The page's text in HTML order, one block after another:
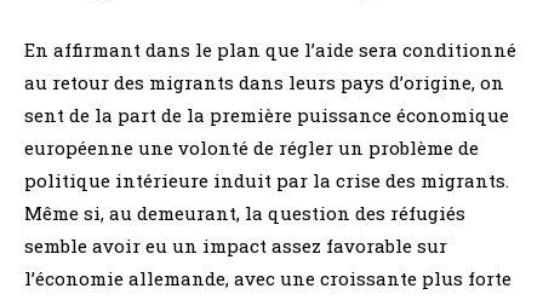
En affirmant dans le plan que l’aide sera conditionné
au retour des migrants dans leurs pays d’origine, on
sent de la part de la première puissance économique
européenne une volonté de régler un problème de
politique intérieure induit par la crise des migrants.
Même si, au demeurant, la question des réfugiés
semble avoir eu un impact assez favorable sur
l’économie allemande, avec une croissante plus forte